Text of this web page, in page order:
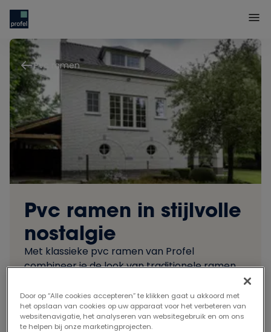
Pvc ramen
Pvc ramen in stijlvolle
nostalgie
Met klassieke pvc ramen van Profel
combineer je de look van traditionele ramen
hoogwaardig kunststof. Denk aan sierlijke
profileringen, elegante glasverdelingen en
warme kleuren – allemaal zonder in te boeten
Door op “Alle cookies accepteren” te klikken gaat u akkoord met
het opslaan van cookies op uw apparaat voor het verbeteren van
websitenavigatie, het analyseren van websitegebruik en om ons
te helpen bij onze marketingprojecten.